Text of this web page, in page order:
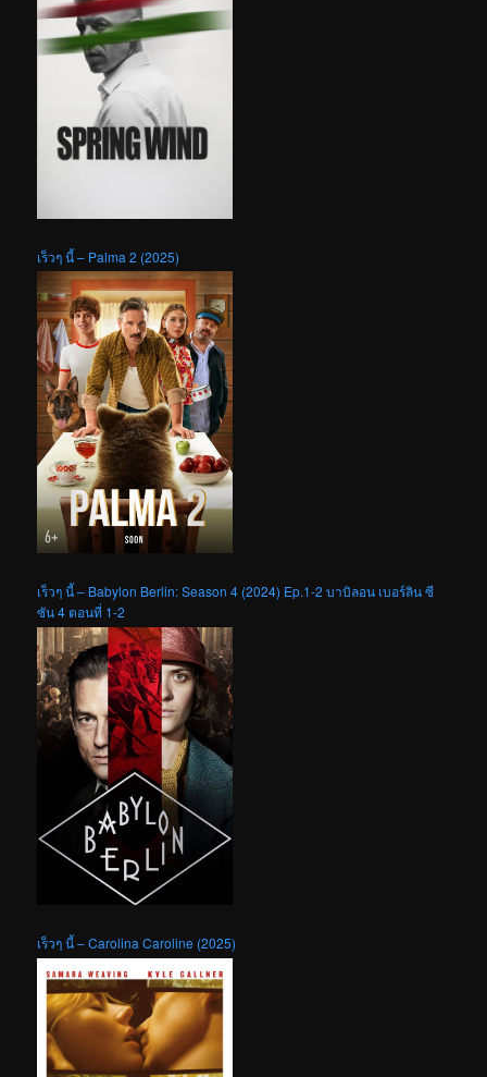
เร็วๆ นี้ – Palma 2 (2025)
เร็วๆ นี้ – Babylon Berlin: Season 4 (2024) Ep.1-2 บาบิลอน เบอร์ลิน ซี
ซัน 4 ตอนที่ 1-2
เร็วๆ นี้ – Carolina Caroline (2025)